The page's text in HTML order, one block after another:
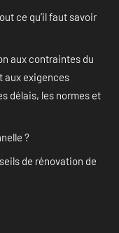
ce qu’il faut savoir
aux contraintes du
aux exigences
délais, les normes et
?
de rénovation de